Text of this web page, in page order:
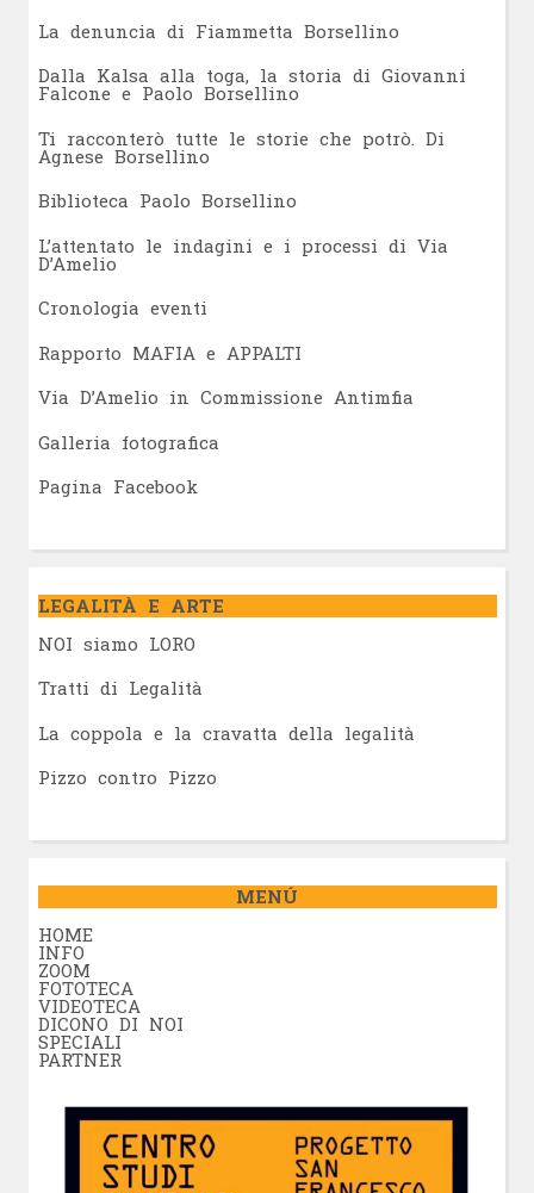
La denuncia di Fiammetta Borsellino
Dalla Kalsa alla toga, la storia di Giovanni
Falcone e Paolo Borsellino
Ti racconterò tutte le storie che potrò. Di
Agnese Borsellino
Biblioteca Paolo Borsellino
L’attentato le indagini e i processi di Via
D’Amelio
Cronologia eventi
Rapporto MAFIA e APPALTI
Via D’Amelio in Commissione Antimfia
Galleria fotografica
Pagina Facebook
LEGALITÀ E ARTE
NOI siamo LORO
Tratti di Legalità
La coppola e la cravatta della legalità
Pizzo contro Pizzo
MENÚ
HOME
INFO
ZOOM
FOTOTECA
VIDEOTECA
DICONO DI NOI
SPECIALI
PARTNER